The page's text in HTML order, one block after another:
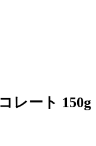
レート 150g